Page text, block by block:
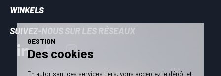
WINKELS
SUIVEZ-NOUS SUR LES RÉSEAUX
GESTION
Des cookies
En autorisant ces services tiers, vous acceptez le dépôt et